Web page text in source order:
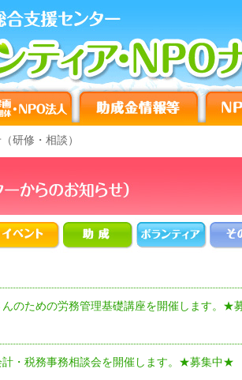
研修・相談）
んのための労務管理基礎講座を開催します。★
計・税務事務相談会を開催します。★募集中★